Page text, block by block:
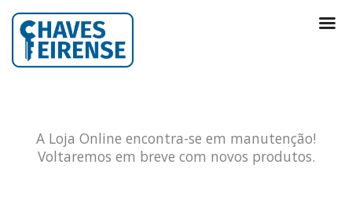
A Loja Online encontra-se em manutenção!
Voltaremos em breve com novos produtos.